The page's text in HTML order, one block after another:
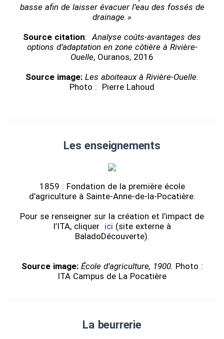
basse afin de laisser évacuer l’eau des fossés de
drainage. »
Source citation:Analyse coûts-avantages des
options d’adaptation en zone côtière à Rivière-
Ouelle, Ouranos, 2016
Source image: Les aboiteaux à Rivière-Ouelle.
Photo : Pierre Lahoud
Les enseignements
1859 : Fondation de la première école
d’agriculture à Sainte-Anne-de-la-Pocatière.
Pour se renseigner sur la création et l’impact de
l’ITA, cliquer ici (site externe à
BaladoDécouverte).
Source image: École d’agriculture, 1900. Photo :
ITA Campus de La Pocatière
La beurrerie